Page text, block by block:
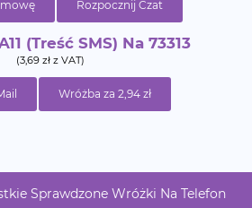
Rozpocznij Czat
(treść SMS) Na 73313
(3,69 zł z VAT)
Wróżba za 2,94 zł
Sprawdzone Wróżki Na Telefon